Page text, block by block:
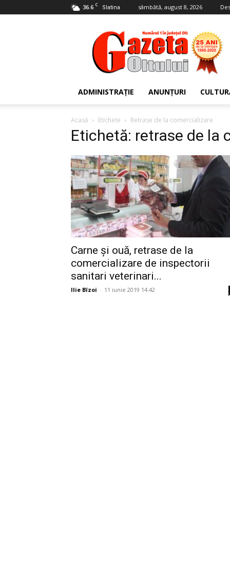
36.6 C Slatina sâmbătă, august 8, 2026
Gazeta
Oltului
ADMINISTRAȚIE ANUNȚURI
Acasă Etichete Retrase de la comercializare
Etichetă: retrase de la
Carne și ouă, retrase de la
comercializare de inspectorii
sanitari veterinari...
Ilie Bîzoi - 11 iunie 2019 14:42